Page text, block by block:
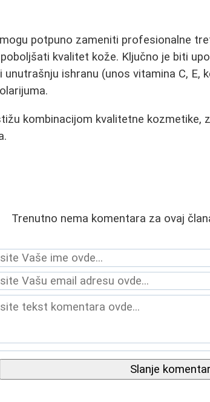
potpuno zameniti profesionalne
kvalitet kože. Ključno je biti
ishranu (unos vitamina C, E,
kombinacijom kvalitetne kozmetike,
Trenutno nema komentara za ovaj
Slanje